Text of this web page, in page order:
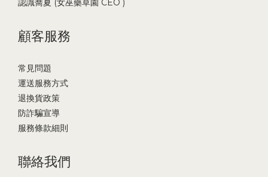
認識喬夏 (女巫藥草園 CEO )
顧客服務
常見問題
運送服務方式
退換貨政策
防詐騙宣導
服務條款細則
聯絡我們